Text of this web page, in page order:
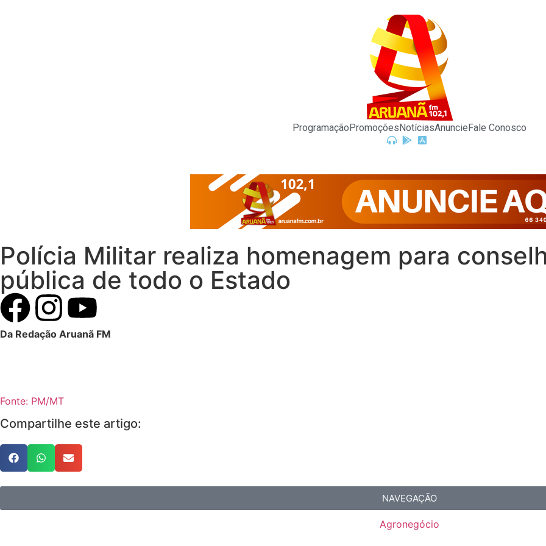
ProgramaçãoPromoçõesNotíciasAnuncieFale Conosco
Polícia Militar realiza homenagem para
pública de todo o Estado
Da Redação Aruanã FM
Fonte: PM/MT
Compartilhe este artigo:
NAVEGAÇÃO
Agronegócio